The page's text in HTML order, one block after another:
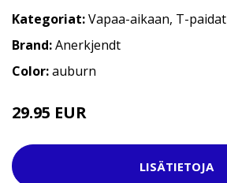
Kategoriat:Vapaa-aikaan, T-paidat
Brand:Anerkjendt
Color:auburn
29.95 EUR
LISÄTIETOJA